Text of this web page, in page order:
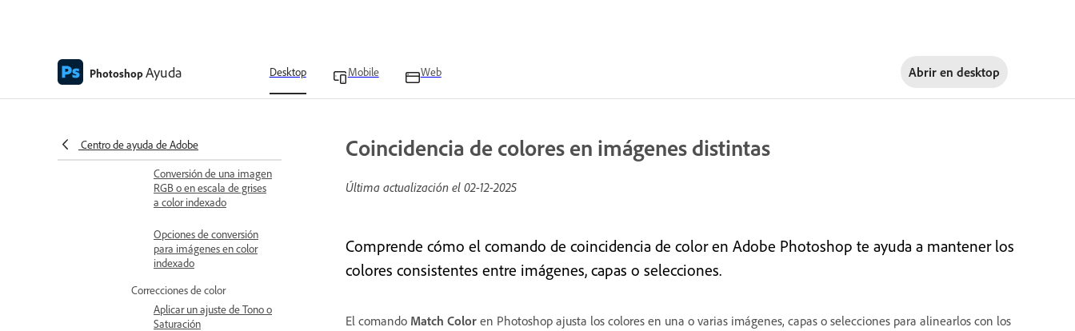
PhotoshopAyuda Desktop Mobile Web Abrir en desktop
Centro de ayuda de Adobe
fotografía en color al
modo Escala de grises
modo Escala de grises
Conversión de una imagen
RGB o en escala de grises
a color indexado
Opciones de conversión
para imágenes en color
indexado
Correcciones de color
Aplicar un ajuste de Tono o
Saturación
Coincidencia de colores en imágenes distintas
Última actualización el 02-12-2025
Comprende cómo el comando de coincidencia de color en Adobe Photoshop te ayuda a mantener los
colores consistentes entre imágenes, capas o selecciones.
El comando Match Color en Photoshop ajusta los colores en una o varias imágenes, capas o selecciones para alinearlos con los